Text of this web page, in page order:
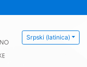
Srpski (latinica)